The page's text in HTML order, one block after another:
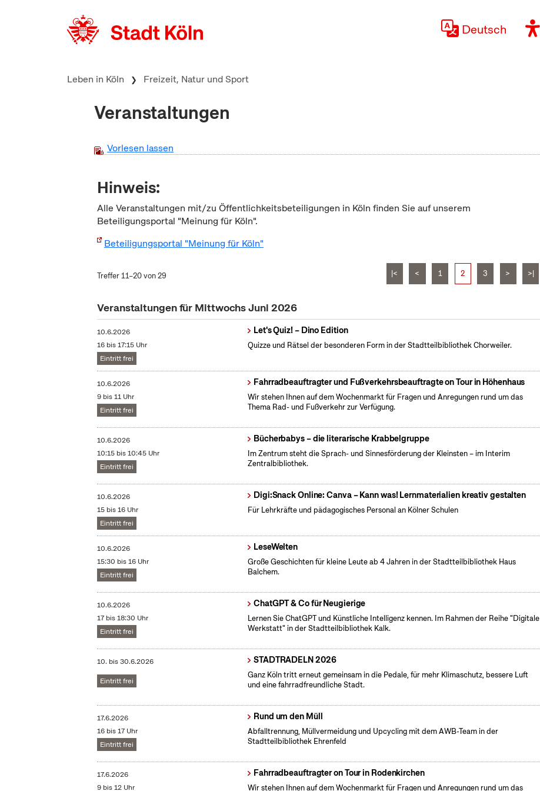
Deutsch
Leben in Köln Freizeit, Natur und Sport
Veranstaltungen
Vorlesen lassen
Hinweis:
Alle Veranstaltungen mit/zu Öffentlichkeitsbeteiligungen in Köln finden Sie auf unserem
Beteiligungsportal "Meinung für Köln".
Beteiligungsportal "Meinung für Köln"
Treffer 11–20 von 29 |< < 1 2 3 > >|
Veranstaltungen für Mittwochs Juni 2026
10.6.2026
16 bis 17:15 Uhr
Eintritt frei
Let's Quiz! – Dino Edition
Quizze und Rätsel der besonderen Form in der Stadtteilbibliothek Chorweiler.
10.6.2026
9 bis 11 Uhr
Eintritt frei
Fahrradbeauftragter und Fußverkehrsbeauftragte on Tour in Höhenhaus
Wir stehen Ihnen auf dem Wochenmarkt für Fragen und Anregungen rund um das
Thema Rad- und Fußverkehr zur Verfügung.
10.6.2026
10:15 bis 10:45 Uhr
Eintritt frei
Bücherbabys – die literarische Krabbelgruppe
Im Zentrum steht die Sprach- und Sinnesförderung der Kleinsten – im Interim
Zentralbibliothek.
10.6.2026
15 bis 16 Uhr
Eintritt frei
Digi:Snack Online: Canva – Kann was! Lernmaterialien kreativ gestalten
Für Lehrkräfte und pädagogisches Personal an Kölner Schulen
10.6.2026
15:30 bis 16 Uhr
Eintritt frei
LeseWelten
Große Geschichten für kleine Leute ab 4 Jahren in der Stadtteilbibliothek Haus
Balchem.
10.6.2026
17 bis 18:30 Uhr
Eintritt frei
ChatGPT & Co für Neugierige
Lernen Sie ChatGPT und Künstliche Intelligenz kennen. Im Rahmen der Reihe "Digitale
Werkstatt" in der Stadtteilbibliothek Kalk.
10. bis30.6.2026
Eintritt frei
STADTRADELN 2026
Ganz Köln tritt erneut gemeinsam in die Pedale, für mehr Klimaschutz, bessere Luft
und eine fahrradfreundliche Stadt.
17.6.2026
16 bis 17 Uhr
Eintritt frei
Rund um den Müll
Abfalltrennung, Müllvermeidung und Upcycling mit dem AWB-Team in der
Stadtteilbibliothek Ehrenfeld
17.6.2026
9 bis 12 Uhr
Fahrradbeauftragter on Tour in Rodenkirchen
Wir stehen Ihnen auf dem Wochenmarkt für Fragen und Anregungen rund um das